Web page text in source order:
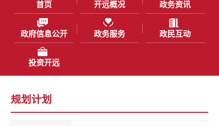
首页 开远概况 政务资讯
政府信息公开 政务服务 政民互动
投资开远
规划计划